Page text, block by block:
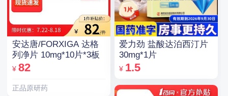
安达唐/FORXIGA 达格
列净片 10mg*10片*3板
¥ 82
正品原研药
爱力劲 盐酸达泊西汀片
30mg*1片
¥ 1.5